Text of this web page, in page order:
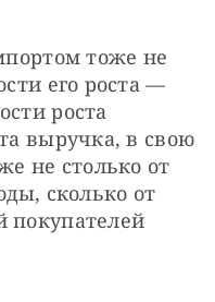
тоже не
его роста —
роста
выручка, в свою
не столько от
сколько от
покупателей